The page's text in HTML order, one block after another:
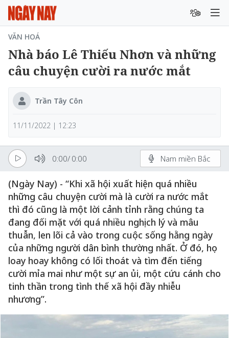
VĂN HOÁ
Nhà báo Lê Thiếu Nhơn và những
câu chuyện cười ra nước mắt
Trần Tây Côn
11/11/2022 | 12:23
0:00/ 0:00 Nam miền Bắc
(Ngày Nay) - “Khi xã hội xuất hiện quá nhiều
những câu chuyện cười mà là cười ra nước mắt
thì đó cũng là một lời cảnh tỉnh rằng chúng ta
đang đối mặt với quá nhiều nghịch lý và mâu
thuẫn, len lõi cả vào trong cuộc sống hằng ngày
của những người dân bình thường nhất. Ở đó, họ
loay hoay không có lối thoát và tìm đến tiếng
cười mỉa mai như một sự an ủi, một cứu cánh cho
tinh thần trong tình thế xã hội đầy nhiễu
nhương”.